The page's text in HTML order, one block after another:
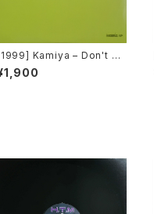
Kamiya – Don't W
Fall In Love [Belo R